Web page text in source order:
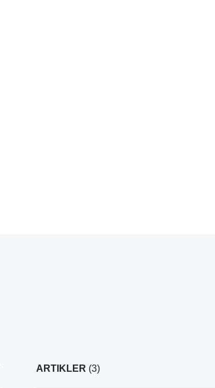
ARTIKLER (3)